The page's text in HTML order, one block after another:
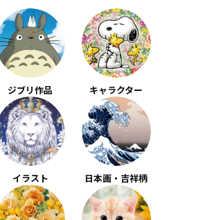
ジブリ作品 キャラクター
イラスト 日本画・吉祥柄